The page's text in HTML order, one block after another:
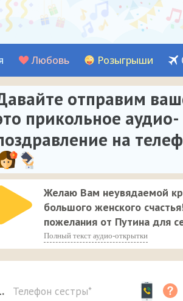
Любовь Розыгрыши
отправим
прикольное аудио-
на
Желаю Вам неувядаемой
большого женского
пожелания от Путина для
Полный текст аудио-открытки